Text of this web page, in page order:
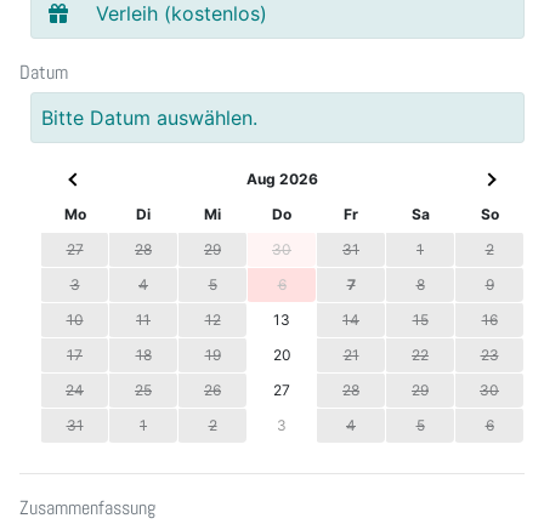
Verleih (kostenlos)
Datum
Bitte Datum auswählen.
Aug 2026
Mo
Di Mi Do Fr Sa
So
27
28 29 30 31 1
2
3
4 5 6 7 8
9
10
11 12 13 14 15
16
17
18 19 20 21 22
23
24
25 26 27 28 29
30
31
1 2 3 4 5 6
Zusammenfassung